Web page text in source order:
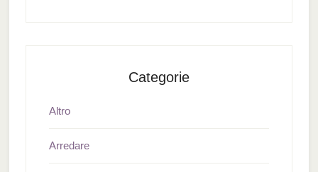
Categorie
Altro
Arredare